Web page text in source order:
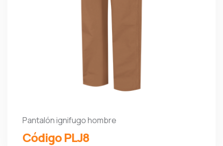
Pantalón ignifugo hombre
Código PLJ8